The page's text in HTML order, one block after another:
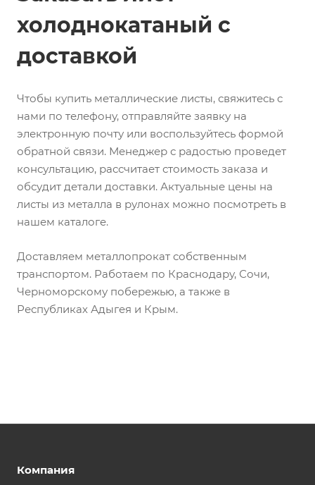
холоднокатаный с
доставкой
Чтобы купить металлические листы, свяжитесь с
нами по телефону, отправляйте заявку на
электронную почту или воспользуйтесь формой
обратной связи. Менеджер с радостью проведет
консультацию, рассчитает стоимость заказа и
обсудит детали доставки. Актуальные цены на
листы из металла в рулонах можно посмотреть в
нашем каталоге.
Доставляем металлопрокат собственным
транспортом. Работаем по Краснодару, Сочи,
Черноморскому побережью, а также в
Республиках Адыгея и Крым.
Компания